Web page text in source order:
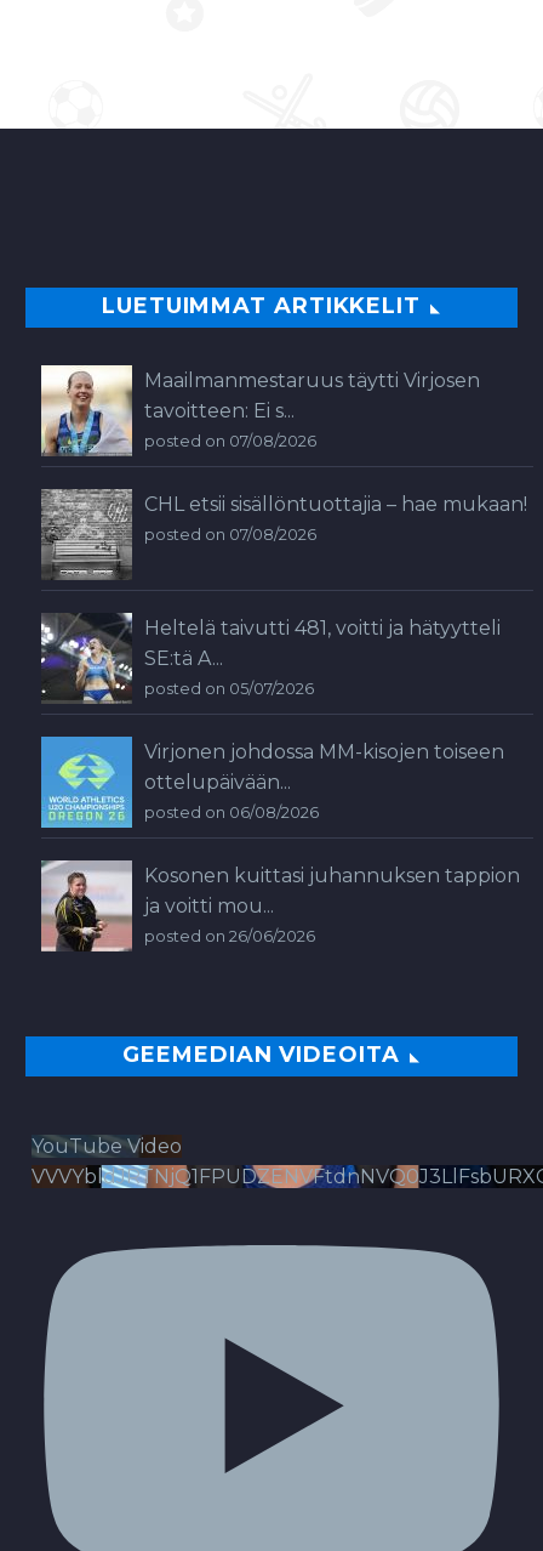
LUETUIMMAT ARTIKKELIT
Maailmanmestaruus täytti Virjosen
tavoitteen: Ei s...
posted on 07/08/2026
CHL etsii sisällöntuottajia – hae mukaan!
posted on 07/08/2026
Heltelä taivutti 481, voitti ja hätyytteli
SE:tä A...
posted on 05/07/2026
Virjonen johdossa MM-kisojen toiseen
ottelupäivään...
posted on 06/08/2026
Kosonen kuittasi juhannuksen tappion
ja voitti mou...
posted on 26/06/2026
GEEMEDIAN VIDEOITA
YouTube Video